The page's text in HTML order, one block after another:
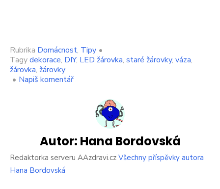
Rubrika Domácnost, Tipy •
Tagydekorace, DIY, LED žárovka, staré žárovky, váza,
žárovka, žárovky
• Napiš komentářon
nefunkční
žárovku
vyhazoval
jen
hlupák.
Má
Autor: Hana Bordovská
Redaktorka serveru AAzdravi.cz Všechny příspěvky autora
Hana Bordovská